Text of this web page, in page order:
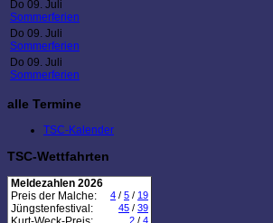
Do 09. Juli
Sommerferien
Do 09. Juli
Sommerferien
Do 09. Juli
Sommerferien
alle Termine
TSC-Kalender
TSC-Wettfahrten
Meldezahlen 2026
Preis der Malche:
4 / 5 / 19
Jüngstenfestival: 45 / 39
2 / 4